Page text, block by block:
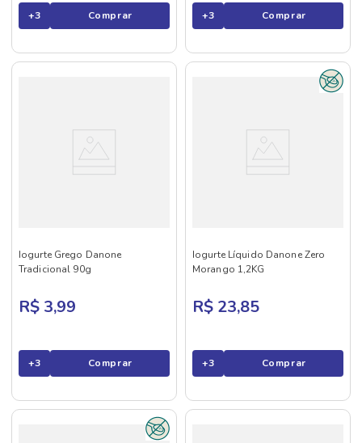
+3 Comprar +3 Comprar
Iogurte Grego Danone
Tradicional 90g
R$ 3,99
+3 Comprar
Iogurte Líquido Danone Zero
Morango 1,2KG
R$ 23,85
+3 Comprar